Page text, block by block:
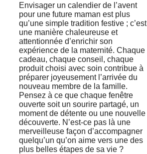
Envisager un calendier de l’avent
pour une future maman est plus
qu’une simple tradition festive ; c’est
une manière chaleureuse et
attentionnée d’enrichir son
expérience de la maternité. Chaque
cadeau, chaque conseil, chaque
produit choisi avec soin contribue à
préparer joyeusement l’arrivée du
nouveau membre de la famille.
Pensez à ce que chaque fenêtre
ouverte soit un sourire partagé, un
moment de détente ou une nouvelle
découverte. N’est-ce pas là une
merveilleuse façon d’accompagner
quelqu’un qu’on aime vers une des
plus belles étapes de sa vie ?